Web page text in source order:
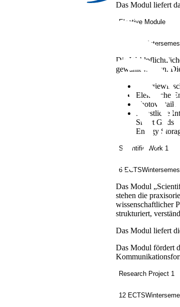
Das Modul liefert
Elective Module
Die
gewählt werden.
Elektrische
Photovoltaik
Künstliche
Smart Grids
Energy
Scientific Work 1
6 ECTS
Das Modul
stehen die
wissenschaftlicher
strukturiert,
Das Modul liefert
Das Modul fördert
Research Project 1
12 ECTS